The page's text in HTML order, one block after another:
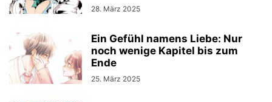
28. März 2025
Ein Gefühl namens Liebe: Nur
noch wenige Kapitel bis zum
Ende
25. März 2025